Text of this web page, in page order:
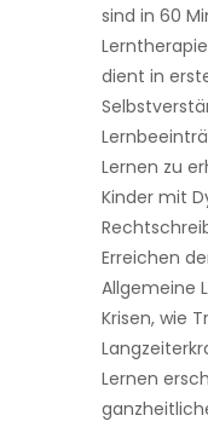
sind in 60
dient in
Lernen zu
Kinder mit
Erreichen
Allgemeine
Krisen, wie
Lernen